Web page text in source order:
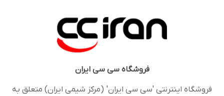
فروشگاهسی سی ایران
فروشگاه اینترنتی 'سی سی ایران' (مرکز شیمی ایران) متعلق به